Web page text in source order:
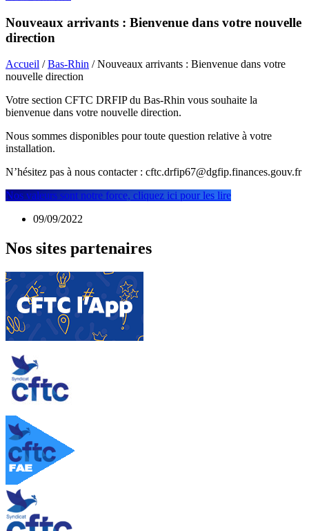
Nouveaux arrivants : Bienvenue dans votre nouvelle
direction
Accueil /Bas-Rhin / Nouveaux arrivants : Bienvenue dans votre
nouvelle direction
Votre section CFTC DRFIP du Bas-Rhin vous souhaite la
bienvenue dans votre nouvelle direction.
Nous sommes disponibles pour toute question relative à votre
installation.
N’hésitez pas à nous contacter : cftc.drfip67@dgfip.finances.gouv.fr
Nos valeurs sont notre force, cliquez ici pour les lire
09/09/2022
Nos sites partenaires